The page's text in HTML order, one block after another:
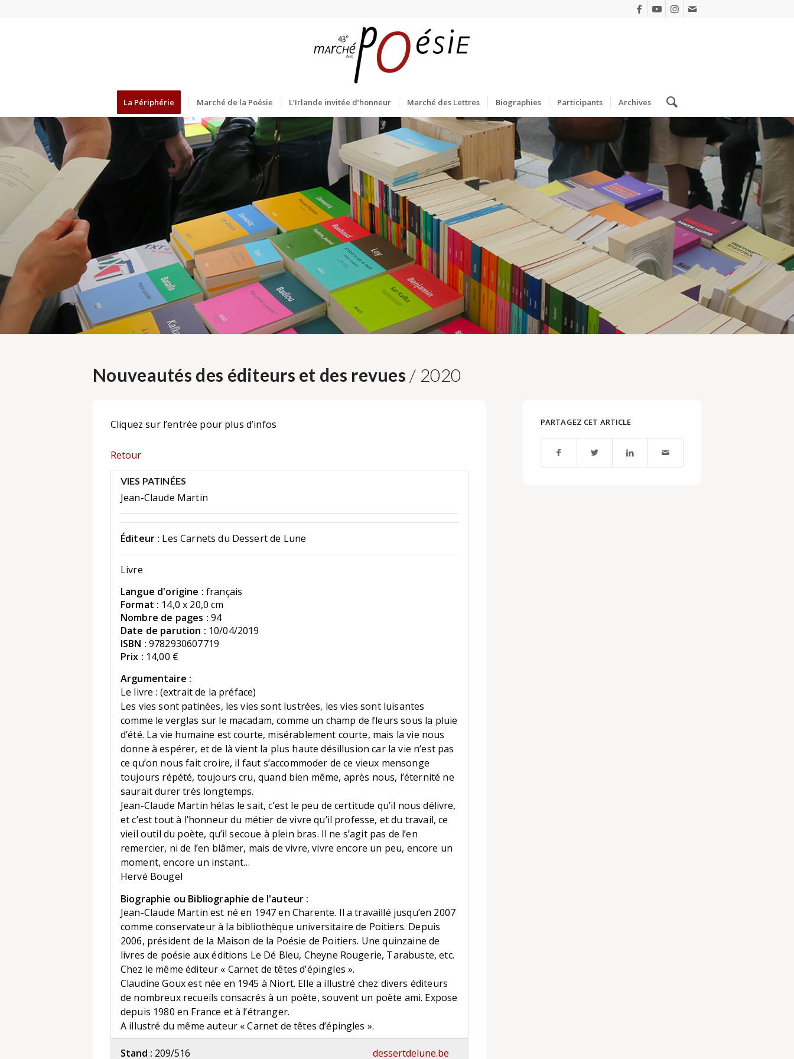
La Périphérie Marché de la Poésie L’Irlande invitée d’honneur Marché des Lettres Biographies Participants Archives
Nouveautés des éditeurs et des revues / 2020
Cliquez sur l’entrée pour plus d’infos
Retour
VIES PATINÉES
Jean-Claude Martin
Éditeur : Les Carnets du Dessert de Lune
Livre
Langue d'origine : français
Format : 14,0 x 20,0 cm
Nombre de pages : 94
Date de parution : 10/04/2019
ISBN : 9782930607719
Prix : 14,00 €
Argumentaire :
Le livre : (extrait de la préface)
Les vies sont patinées, les vies sont lustrées, les vies sont luisantes
comme le verglas sur le macadam, comme un champ de fleurs sous la pluie
d’été. La vie humaine est courte, misérablement courte, mais la vie nous
donne à espérer, et de là vient la plus haute désillusion car la vie n’est pas
ce qu’on nous fait croire, il faut s’accommoder de ce vieux mensonge
toujours répété, toujours cru, quand bien même, après nous, l’éternité ne
saurait durer très longtemps.
Jean-Claude Martin hélas le sait, c’est le peu de certitude qu’il nous délivre,
et c’est tout à l’honneur du métier de vivre qu’il professe, et du travail, ce
vieil outil du poète, qu’il secoue à plein bras. Il ne s’agit pas de l’en
remercier, ni de l’en blâmer, mais de vivre, vivre encore un peu, encore un
moment, encore un instant…
Hervé Bougel
Biographie ou Bibliographie de l'auteur :
Jean-Claude Martin est né en 1947 en Charente. Il a travaillé jusqu’en 2007
comme conservateur à la bibliothèque universitaire de Poitiers. Depuis
2006, président de la Maison de la Poésie de Poitiers. Une quinzaine de
livres de poésie aux éditions Le Dé Bleu, Cheyne Rougerie, Tarabuste, etc.
Chez le même éditeur « Carnet de têtes d’épingles ».
Claudine Goux est née en 1945 à Niort. Elle a illustré chez divers éditeurs
de nombreux recueils consacrés à un poète, souvent un poète ami. Expose
depuis 1980 en France et à l’étranger.
A illustré du même auteur « Carnet de têtes d’épingles ».
Stand : 209/516 dessertdelune.be
PARTAGEZ CET ARTICLE